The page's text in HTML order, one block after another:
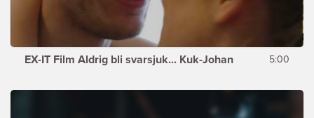
EX-IT Film Aldrig bli svarsjuk... Kuk-Johan 5:00